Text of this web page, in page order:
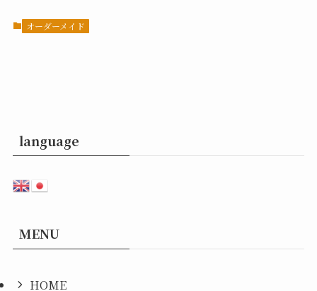
オーダーメイド
language
MENU
HOME